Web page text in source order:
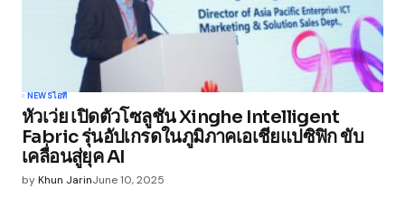
Your Name
Your E-mail*
Save my name, email, and website in this
browser for the next time I comment.
NEWSไอที
หัวเว่ย เปิดตัวโซลูชัน Xinghe Intelligent
Fabric รุ่นอัปเกรดในภูมิภาคเอเชียแปซิฟิก ขับ
เคลื่อนสู่ยุค AI
byKhun JarinJune 10, 2025